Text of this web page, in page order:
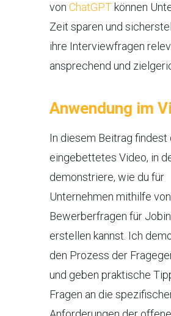
von ChatGPTkönnen
Zeit sparen und
ihre Interviewfragen
ansprechend und
Anwendung im
In diesem Beitrag findest
eingebettetes Video, in
demonstriere, wie du für
Unternehmen mithilfe von
Bewerberfragen für
erstellen kannst. Ich
den Prozess der
und geben praktische
Fragen an die